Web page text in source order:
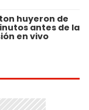
huyeron de
antes de la
en vivo